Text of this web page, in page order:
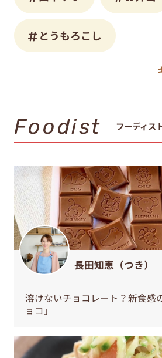
とうもろこし
Foodist フーディス
長田知恵（つき）
溶けないチョコレート？新食感
ョコ」